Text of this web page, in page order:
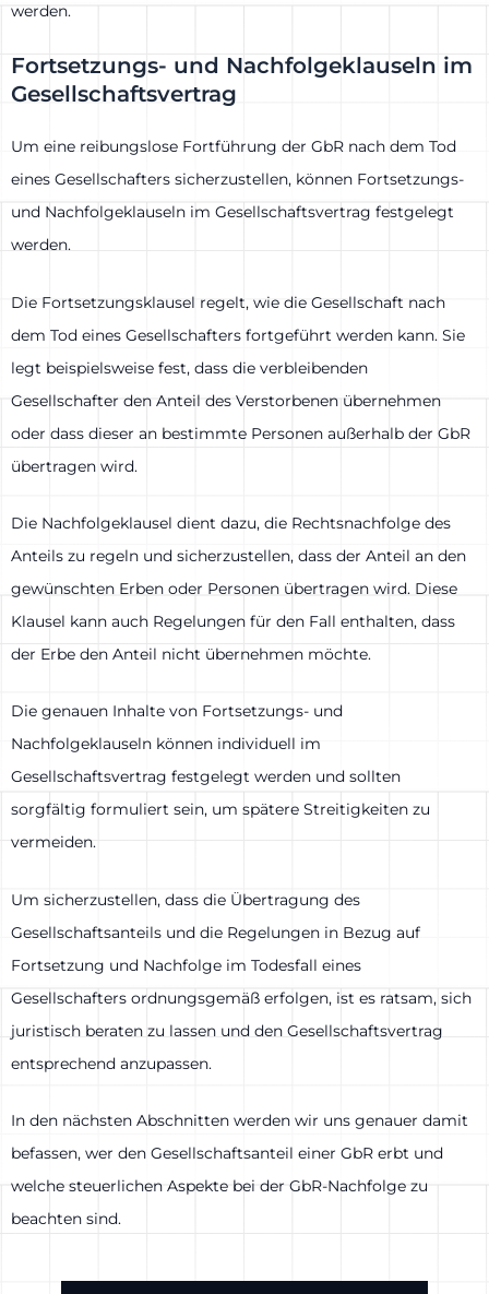
werden.
Fortsetzungs- und Nachfolgeklauseln im
Gesellschaftsvertrag
Um eine reibungslose Fortführung der GbR nach dem Tod
eines Gesellschafters sicherzustellen, können Fortsetzungs-
und Nachfolgeklauseln im Gesellschaftsvertrag festgelegt
werden.
Die Fortsetzungsklausel regelt, wie die Gesellschaft nach
dem Tod eines Gesellschafters fortgeführt werden kann. Sie
legt beispielsweise fest, dass die verbleibenden
Gesellschafter den Anteil des Verstorbenen übernehmen
oder dass dieser an bestimmte Personen außerhalb der GbR
übertragen wird.
Die Nachfolgeklausel dient dazu, die Rechtsnachfolge des
Anteils zu regeln und sicherzustellen, dass der Anteil an den
gewünschten Erben oder Personen übertragen wird. Diese
Klausel kann auch Regelungen für den Fall enthalten, dass
der Erbe den Anteil nicht übernehmen möchte.
Die genauen Inhalte von Fortsetzungs- und
Nachfolgeklauseln können individuell im
Gesellschaftsvertrag festgelegt werden und sollten
sorgfältig formuliert sein, um spätere Streitigkeiten zu
vermeiden.
Um sicherzustellen, dass die Übertragung des
Gesellschaftsanteils und die Regelungen in Bezug auf
Fortsetzung und Nachfolge im Todesfall eines
Gesellschafters ordnungsgemäß erfolgen, ist es ratsam, sich
juristisch beraten zu lassen und den Gesellschaftsvertrag
entsprechend anzupassen.
In den nächsten Abschnitten werden wir uns genauer damit
befassen, wer den Gesellschaftsanteil einer GbR erbt und
welche steuerlichen Aspekte bei der GbR-Nachfolge zu
beachten sind.